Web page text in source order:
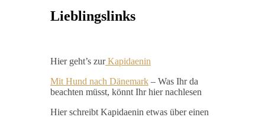
Lieblingslinks
Hier geht’s zurKapidaenin
Mit Hund nach Dänemark – Was Ihr da
beachten müsst, könnt Ihr hier nachlesen
Hier schreibt Kapidaenin etwas über einen